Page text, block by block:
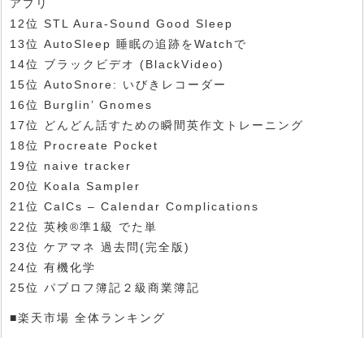
アプリ
12位 STL Aura-Sound Good Sleep
13位 AutoSleep 睡眠の追跡をWatchで
14位 ブラックビデオ (BlackVideo)
15位 AutoSnore: いびきレコーダー
16位 Burglin’ Gnomes
17位 どんどん話すための瞬間英作文トレーニング
18位 Procreate Pocket
19位 naive tracker
20位 Koala Sampler
21位 CalCs – Calendar Complications
22位 英検®準1級 でた単
23位 ケアマネ 過去問(完全版)
24位 有機化学
25位 パブロフ簿記２級商業簿記
■楽天市場 全体ランキング